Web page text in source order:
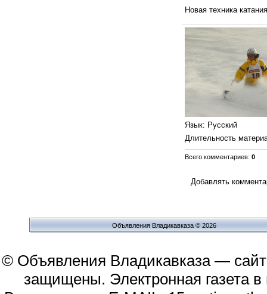
Новая техника
Язык: Русский
Длительность
Всего комментариев: 0
Добавлять
Объявления Владикавказа © 2026
© Объявления Владикавказа —
защищены. Электронная газета